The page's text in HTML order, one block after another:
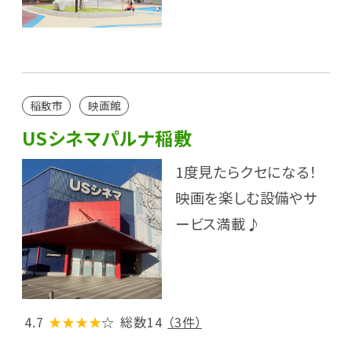
稲敷市 映画館
USシネマパルナ稲敷
1度見たらクセになる！
映画を楽しむ設備やサ
ービス満載♪
4.7 ★★★★☆ 総数14 （3件）